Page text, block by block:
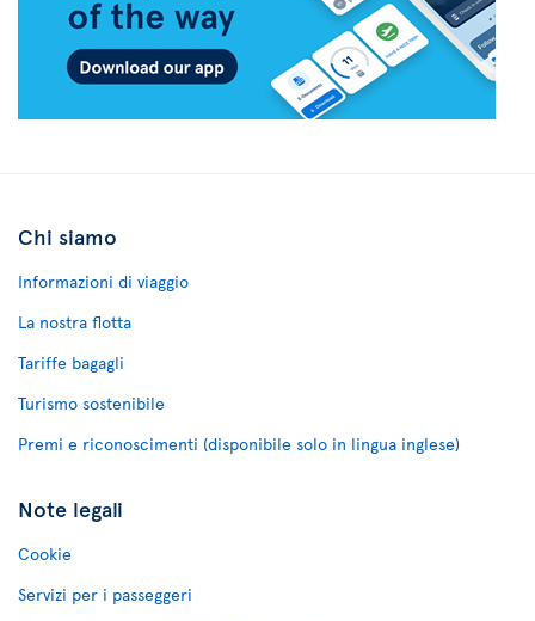
Chi siamo
Informazioni di viaggio
La nostra flotta
Tariffe bagagli
Turismo sostenibile
Premi e riconoscimenti (disponibile solo in lingua inglese)
Note legali
Cookie
Servizi per i passeggeri